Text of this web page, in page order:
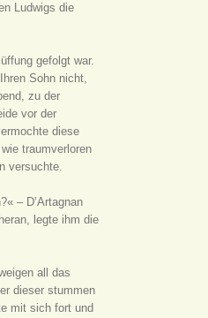
Ludwigs die
gefolgt war.
Sohn nicht,
zu der
vor der
diese
traumverloren
versuchte.
– D’Artagnan
legte ihm die
all das
dieser stummen
mit sich fort und